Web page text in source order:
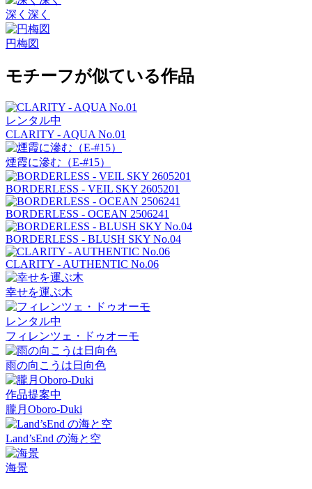
深く深く
円梅図
モチーフが似ている作品
レンタル中
CLARITY - AQUA No.01
煙霞に滲む（E-#15）
BORDERLESS - VEIL SKY 2605201
BORDERLESS - OCEAN 2506241
BORDERLESS - BLUSH SKY No.04
CLARITY - AUTHENTIC No.06
幸せを運ぶ木
レンタル中
フィレンツェ・ドゥオーモ
雨の向こうは日向色
作品提案中
朧月Oboro-Duki
Land’sEnd の海と空
海景